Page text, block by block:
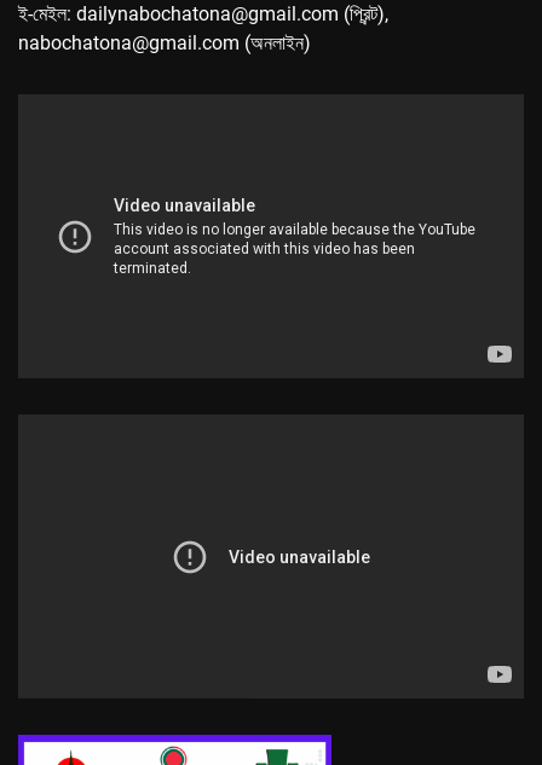
ই-মেইল: dailynabochatona@gmail.com (প্রিন্ট),
nabochatona@gmail.com (অনলাইন)